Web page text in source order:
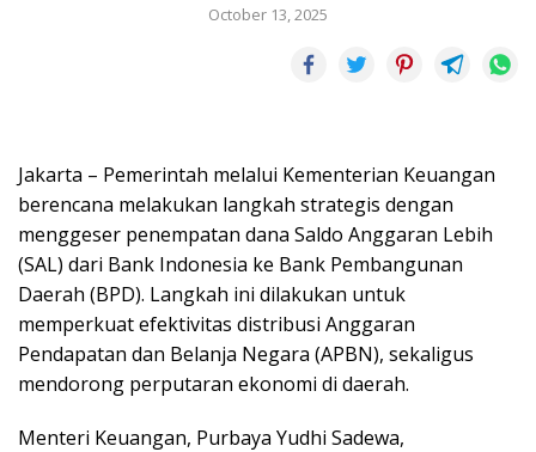
October 13, 2025
Jakarta – Pemerintah melalui Kementerian Keuangan
berencana melakukan langkah strategis dengan
menggeser penempatan dana Saldo Anggaran Lebih
(SAL) dari Bank Indonesia ke Bank Pembangunan
Daerah (BPD). Langkah ini dilakukan untuk
memperkuat efektivitas distribusi Anggaran
Pendapatan dan Belanja Negara (APBN), sekaligus
mendorong perputaran ekonomi di daerah.
Menteri Keuangan, Purbaya Yudhi Sadewa,